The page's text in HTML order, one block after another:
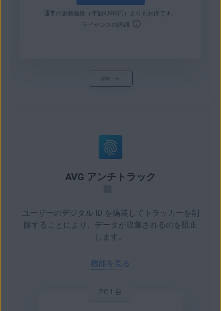
通常の更新価格（年額9,880 円 ）よりもお得です。
ライセンスの詳細
詳細
AVG アンチトラック
ユーザーのデジタル ID を偽装してトラッカーを削
除することにより、データが収集されるのを阻止
します。
機能を見る
PC 1 台